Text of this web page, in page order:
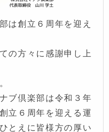
は創立６周年を迎え
の方々に感謝申し上
ブ倶楽部は令和３年
立６周年を迎える運
とえに皆様方の厚い